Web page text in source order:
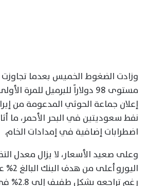
وزادت الضغوط الخميس بعدما تجاوزت
مستوى 98 دولاراً للبرميل للمرة
إعلان جماعة الحوثي المدعومة من
نفط سعوديتين في البحر الأحمر، ما
اضطرابات إضافية في إمدادات الخام.
وعلى صعيد الأسعار، لا يزال معدل
رغم